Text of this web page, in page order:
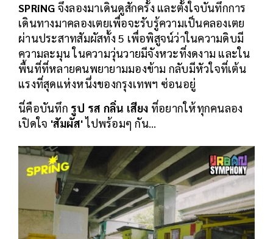
SPRiNG จึงลองมาเดินดูสักครั้ง และตั้งใจบันทึกการ
เดินทางมาคลองเตยเพื่อจะรับรู้ความเป็นคลองเตย
ผ่านประสาทสัมผัสทั้ง 5 เพื่อพิสูจน์ว่าในความดิบมี
ความละมุน ในความวุ่นวายมีจังหวะที่งดงาม และใน
พื้นที่ที่หลายคนพยายามมองข้าม กลับมีหัวใจที่เต้น
แรงที่สุดแห่งหนึ่งของกรุงเทพฯ ซ่อนอยู่
นี่คือบันทึก รูป รส กลิ่น เสียง ที่อยากให้ทุกคนลอง
เปิดใจ 'สัมผัส'ไปพร้อมๆ กัน...